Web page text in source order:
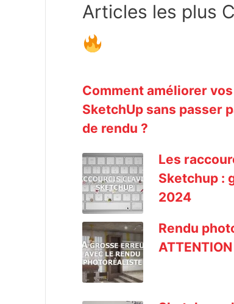
Articles les plus
Comment améliorer
SketchUp sans passer
de rendu ?
Les
Sketchup :
2024
Rendu